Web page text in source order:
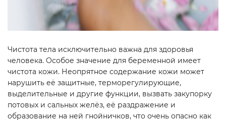
Чистота тела исключительно важна для здоровья
человека. Особое значение для беременной имеет
чистота кожи. Неопрятное содержание кожи может
нарушить её защитные, терморегулирующие,
выделительные и другие функции, вызвать закупорку
потовых и сальных желёз, её раздражение и
образование на ней гнойничков, что очень опасно как